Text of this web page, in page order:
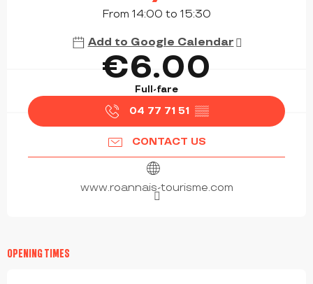
From 14:00 to 15:30
Add to Google Calendar
€6.00
Full-fare
04 77 71 51 ▒▒
CONTACT US
www.roannais-tourisme.com
OPENING TIMES